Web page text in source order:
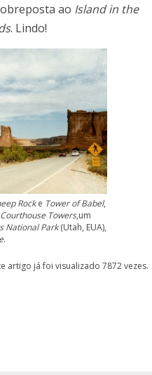
ao Island in the
. Lindo!
Rocke Tower of Babel,
Courthouse Towers,um
National Park(Utah, EUA),
.
artigo já foi visualizado 7872 vezes.